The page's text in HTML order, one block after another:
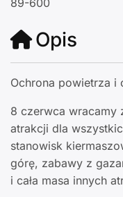
Opis
Ochrona powietrza i
8 czerwca wracamy
atrakcji dla
stanowisk
górę, zabawy z
i cała masa innych